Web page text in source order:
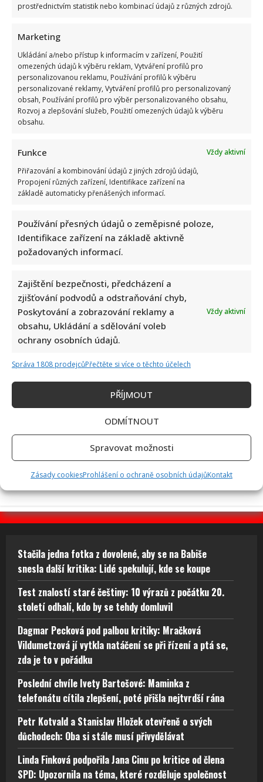
prostřednictvím statistik nebo kombinací údajů z různých zdrojů.
Marketing
Ukládání a/nebo přístup k informacím v zařízení, Použití
omezených údajů k výběru reklam, Vytváření profilů pro
personalizovanou reklamu, Používání profilů k výběru
personalizované reklamy, Vytváření profilů pro personalizovaný
obsah, Používání profilů pro výběr personalizovaného obsahu,
Rozvoj a zlepšování služeb, Použití omezených údajů k výběru
obsahu.
Funkce
Vždy aktivní
Přiřazování a kombinování údajů z jiných zdrojů údajů,
Propojení různých zařízení, Identifikace zařízení na
základě automaticky přenášených informací.
Používání přesných údajů o zeměpisné poloze,
Identifikace zařízení na základě aktivně
požadovaných informací.
Zajištění bezpečnosti, předcházení a
zjišťování podvodů a odstraňování chyb,
Poskytování a zobrazování reklamy a
obsahu, Ukládání a sdělování voleb
ochrany osobních údajů.
Vždy aktivní
Správa 1808 prodejcůPřečtěte si více o těchto účelech
PŘÍJMOUT
ODMÍTNOUT
Spravovat možnosti
Zásady cookiesProhlášení o ochraně osobních údajůKontakt
Test znalostí staré češtiny: 10 výrazů z počátku 20. století
odhalí, kdo by se tehdy domluvil
Dagmar Pecková pod palbou kritiky: Mračková Vildumetzová
Poslední chvíle Ivety Bartošové: Maminka z telefonátu
cítila zlepšení, poté přišla nejtvrdší rána
Petr Kotvald a Stanislav Hložek otevřeně o svých
důchodech: Oba si stále musí přivydělávat
Stačila jedna fotka z dovolené, aby se na Babiše
snesla další kritika: Lidé spekulují, kde se koupe
Test znalostí staré češtiny: 10 výrazů z počátku 20.
století odhalí, kdo by se tehdy domluvil
Dagmar Pecková pod palbou kritiky: Mračková
Vildumetzová jí vytkla natáčení se při řízení a ptá se,
zda je to v pořádku
Poslední chvíle Ivety Bartošové: Maminka z
telefonátu cítila zlepšení, poté přišla nejtvrdší rána
Petr Kotvald a Stanislav Hložek otevřeně o svých
důchodech: Oba si stále musí přivydělávat
Linda Finková podpořila Jana Cinu po kritice od člena
SPD: Upozornila na téma, které rozděluje společnost